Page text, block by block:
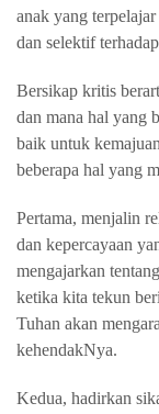
anak yang
dan selektif
Bersikap kritis
dan mana hal yang
baik untuk
beberapa hal yang
Pertama, menjalin
dan kepercayaan
mengajarkan
ketika kita tekun
Tuhan akan
kehendakNya.
Kedua, hadirkan